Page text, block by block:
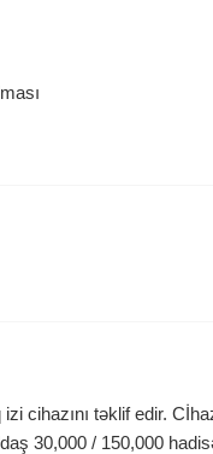
cihazını təklif edir.
30,000 / 150,000